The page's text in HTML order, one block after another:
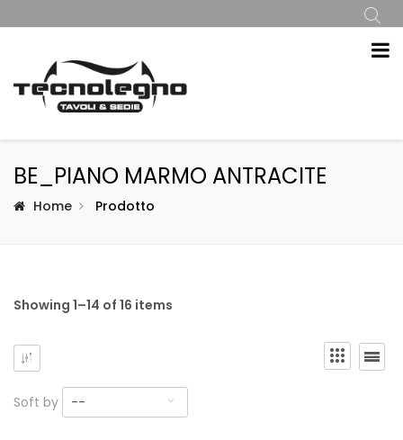
BE_PIANO MARMO ANTRACITE
Home Prodotto
Showing 1–14 of 16 items
Soft by --